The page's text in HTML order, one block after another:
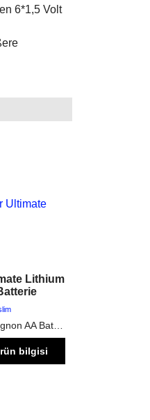
6*1,5 Volt
Lithium
Hochleistungs Mignon AA Batterie
bilgisi